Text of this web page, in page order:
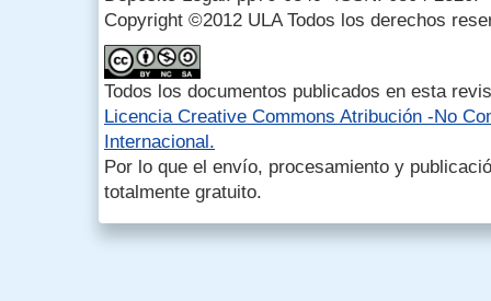
Copyright ©2012 ULA Todos los derechos
Todos los documentos publicados en esta
Licencia Creative Commons Atribución -No
Internacional.
Por lo que el envío, procesamiento y
totalmente gratuito.